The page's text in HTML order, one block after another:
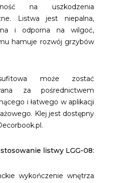
na uszkodzenia
Listwa jest niepalna,
i odporna na wilgoć,
hamuje rozwój grzybów
może zostać
za pośrednictwem
i łatwego w aplikacji
Klej jest dostępny
listwy LGG-08:
wykończenie wnętrza